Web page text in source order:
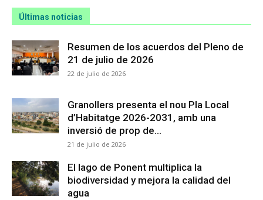
Últimas noticias
Resumen de los acuerdos del Pleno de
21 de julio de 2026
22 de julio de 2026
Granollers presenta el nou Pla Local
d’Habitatge 2026-2031, amb una
inversió de prop de...
21 de julio de 2026
El lago de Ponent multiplica la
biodiversidad y mejora la calidad del
agua